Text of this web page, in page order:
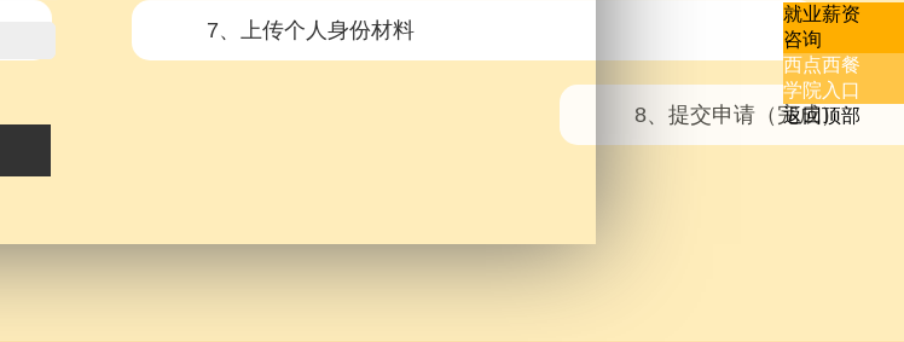
7、上传个人身份材料
就业薪资
咨询
西点西餐
学院入口
返回顶部